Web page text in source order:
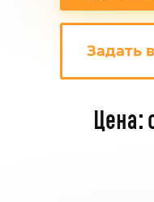
Задать
Цена: